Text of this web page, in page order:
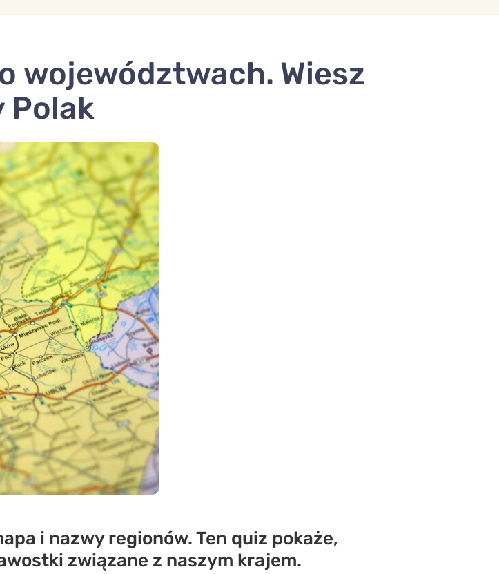
województwach. Wiesz
Polak
i nazwy regionów. Ten quiz pokaże,
związane z naszym krajem.